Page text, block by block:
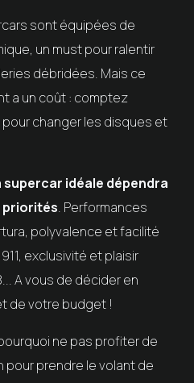
sont équipées de
un must pour ralentir
débridées. Mais ce
a un coût : comptez
changer les disques et
supercar idéale dépendra
priorités. Performances
polyvalence et facilité
exclusivité et plaisir
A vous de décider en
de votre budget !
ne pas profiter de
prendre le volant de